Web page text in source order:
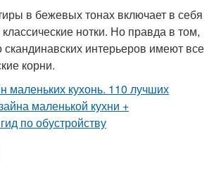
в бежевых тонах включает в себя
нотки. Но правда в том,
скандинавских интерьеров имеют все
корни.